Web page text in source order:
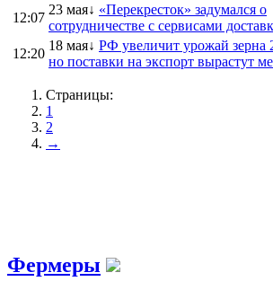
12:07
23 мая↓ «Перекресток» задумался о
сотрудничестве с сервисами
12:20
18 мая↓ РФ увеличит урожай зерна
но поставки на экспорт вырастут
Страницы:
1
2
→
Фермеры